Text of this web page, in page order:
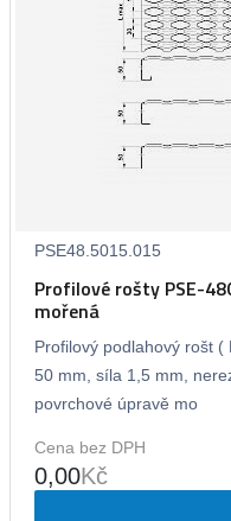
PSE48.5015.015
Profilové rošty PSE-
mořená
Profilový podlahový rošt
50 mm, síla 1,5 mm,
povrchové úpravě mo
Cena bez DPH
0,00Kč